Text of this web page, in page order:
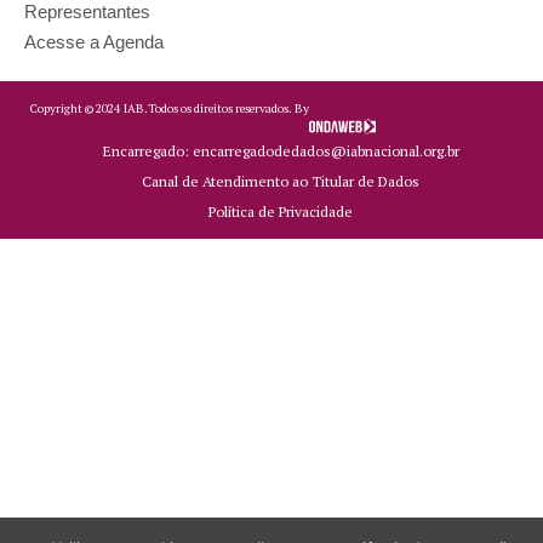
Representantes
Acesse a Agenda
Copyright ©2024 IAB.Todos os direitos reservados. By
Encarregado: encarregadodedados@iabnacional.org.br
Canal de Atendimento ao Titular de Dados
Política de Privacidade